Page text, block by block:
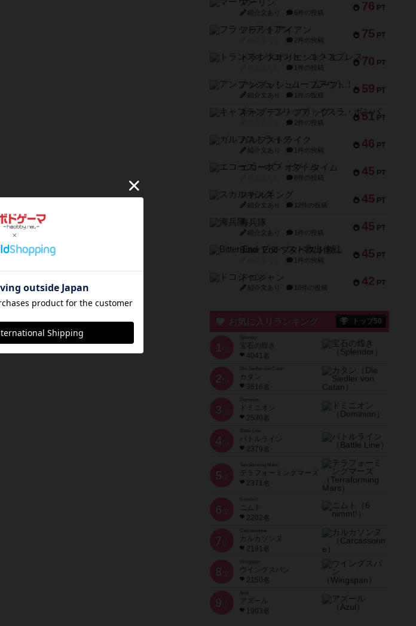
76 PT
マーリン
紹介文あり 6件の投稿
75 PT
フラットアイアン
2件の投稿
70 PT
トランスオリエント・エクスプレス
1件の投稿
59 PT
アンブッシュ！：ムーブアウト！
紹介文あり 1件の投稿
51 PT
キャプテン・フリップ：イスラ・ボンバ
2件の投稿
46 PT
ガルフストライク
紹介文あり 1件の投稿
45 PT
エコーズ・オブ・タイム
8件の投稿
45 PT
スカルキング
紹介文あり 12件の投稿
45 PT
海兵隊
紹介文あり 1件の投稿
45 PT
Bitter End ブタペスト救出作戦
1件の投稿
42 PT
ドコジャン
紹介文あり 10件の投稿
お気に入りランキング トップ50
1 位
宝石の煌き
4041名
2 位
Die Siedler von Catan
カタン
3616名
3 位
ドミニオン
2530名
4位
Battle Line
バトルライン
2379名
5 位
Terraforming Mars
テラフォーミングマーズ
2371名
6 位
ニムト
2202名
7 位
Carcassonne
カルカソンヌ
2191名
8 位
Wingspan
ウイングスパン
2150名
9 位
Azul
アズール
1903名